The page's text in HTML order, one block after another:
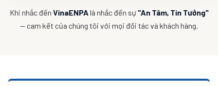
Khi nhắc đến VinaENPA là nhắc đến sự "An Tâm, Tin Tưởng"
— cam kết của chúng tôi với mọi đối tác và khách hàng.